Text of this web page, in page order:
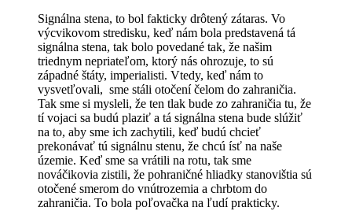
Signálna stena, to bol fakticky drôtený zátaras. Vo
výcvikovom stredisku, keď nám bola predstavená tá
signálna stena, tak bolo povedané tak, že našim
triednym nepriateľom, ktorý nás ohrozuje, to sú
západné štáty, imperialisti. Vtedy, keď nám to
vysvetľovali, sme stáli otočení čelom do zahraničia.
Tak sme si mysleli, že ten tlak bude zo zahraničia tu, že
tí vojaci sa budú plaziť a tá signálna stena bude slúžiť
na to, aby sme ich zachytili, keď budú chcieť
prekonávať tú signálnu stenu, že chcú ísť na naše
územie. Keď sme sa vrátili na rotu, tak sme
nováčikovia zistili, že pohraničné hliadky stanovištia sú
otočené smerom do vnútrozemia a chrbtom do
zahraničia. To bola poľovačka na ľudí prakticky.